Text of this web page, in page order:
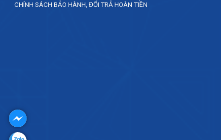
CHÍNH SÁCH BẢO HÀNH, ĐỔI TRẢ HOÀN TIỀN